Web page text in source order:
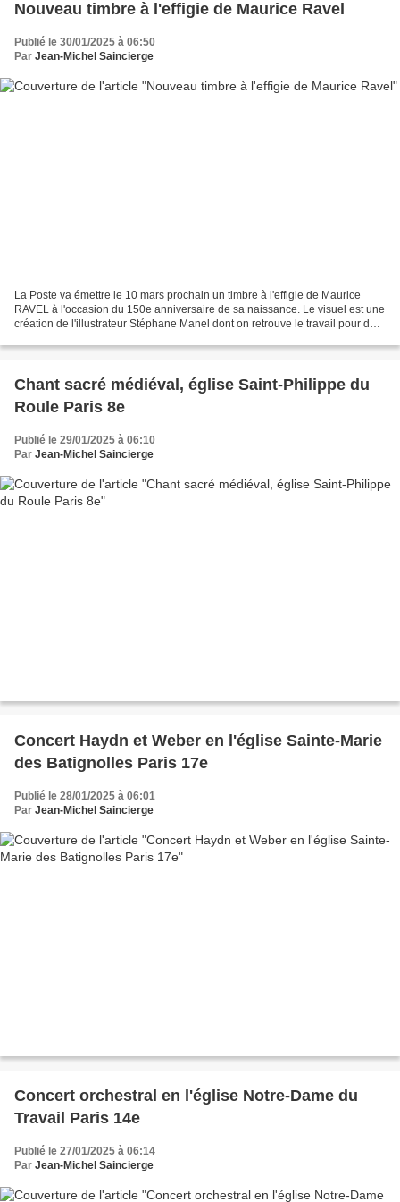
Nouveau timbre à l'effigie de Maurice Ravel
Publié le 30/01/2025 à 06:50
Par Jean-Michel Saincierge
La Poste va émettre le 10 mars prochain un timbre à l'effigie de Maurice
RAVEL à l'occasion du 150e anniversaire de sa naissance. Le visuel est une
création de l'illustrateur Stéphane Manel dont on retrouve le travail pour des
Chant sacré médiéval, église Saint-Philippe du
Roule Paris 8e
Publié le 29/01/2025 à 06:10
Par Jean-Michel Saincierge
Concert Haydn et Weber en l'église Sainte-Marie
des Batignolles Paris 17e
Publié le 28/01/2025 à 06:01
Par Jean-Michel Saincierge
Concert orchestral en l'église Notre-Dame du
Travail Paris 14e
Publié le 27/01/2025 à 06:14
Par Jean-Michel Saincierge